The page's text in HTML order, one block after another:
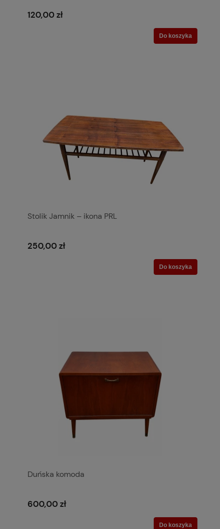
120,00 zł
Do koszyka
Stolik Jamnik – ikona PRL
250,00 zł
Do koszyka
Duńska komoda
600,00 zł
Do koszyka